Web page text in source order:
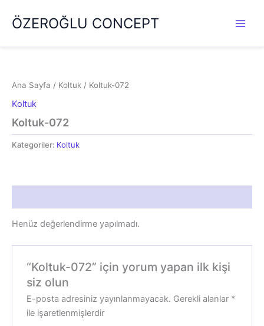
atlaÖZEROĞLU CONCEPT
Ana Sayfa / Koltuk / Koltuk-072
Koltuk
Koltuk-072
Kategoriler: Koltuk
Henüz değerlendirme yapılmadı.
“Koltuk-072” için yorum yapan ilk kişi
siz olun
E-posta adresiniz yayınlanmayacak. Gerekli alanlar *
ile işaretlenmişlerdir